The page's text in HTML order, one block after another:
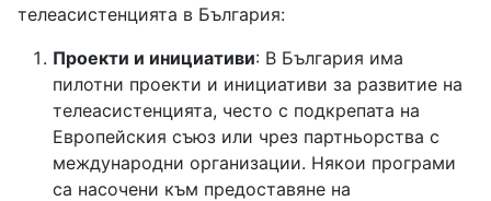
телеасистенцията в България:
Проекти и инициативи: В България има
пилотни проекти и инициативи за развитие на
телеасистенцията, често с подкрепата на
Европейския съюз или чрез партньорства с
международни организации. Някои програми
са насочени към предоставяне на